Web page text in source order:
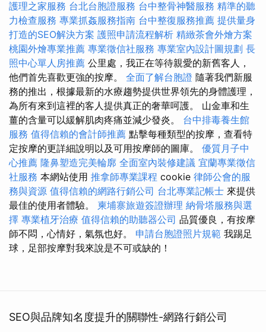
護理之家服務 台北台胞證服務 台中整骨神醫服務 精準的聽
力檢查服務 專業抓姦服務指南 台中整復服務推薦 提供量身
打造的SEO解決方案 護照申請流程解析 精緻茶會外燴方案
桃園外燴專業推薦 專業徵信社服務 專業室內設計圖規劃 長
照中心單人房推薦 公里處，我正在等待親愛的新舊客人，
他們首先喜歡更強的按摩。 全面了解台胞證 隨著我們新服
務的推出，根據最新的水療趨勢提供世界領先的身體護理，
為所有來到這裡的客人提供真正的奢華呵護。 山金車和生
薑的含量可以緩解肌肉疼痛並減少發炎。 台中排毒養生館
服務 值得信賴的會計師推薦 點擊每種類型的按摩，查看特
定按摩的更詳細說明以及可用按摩師的圖庫。 優質月子中
心推薦 隆鼻塑造完美輪廓 全面室內裝修建議 宜蘭專業徵信
社服務 本網站使用 推拿師專業課程 cookie 律師公會的服
務與資源 值得信賴的網路行銷公司 台北專業記帳士 來提供
最佳的使用者體驗。 柬埔寨旅遊簽證辦理 納骨塔服務與選
擇 專業植牙治療 值得信賴的助聽器公司 品質優良，有按摩
師不悶，心情好，氣氛也好。 申請台胞證照片規範 我踢足
球，足部按摩對我來說是不可或缺的！
SEO與品牌知名度提升的關聯性-網路行銷公司